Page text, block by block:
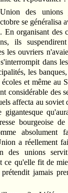
des
se généralisa
En organisant des
ils
les ouvriers
dans
les
et même au
considérable des
affecta au soviet
gigantesque
bourgeoise
absolument
a réellement
des unions
ce qu'elle fit de
jamais